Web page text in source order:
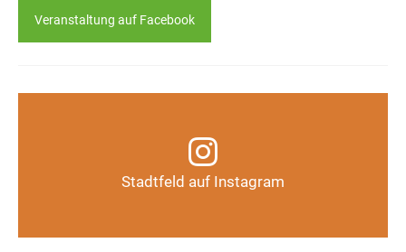
Veranstaltung auf Facebook
Stadtfeld auf Instagram
Instagram-Kanal
Auf Instagram folgen